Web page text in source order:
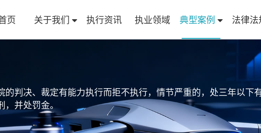
页 关于我们 执行资讯 执业领域 典型案例 法律法
判决、裁定有能力执行而拒不执行，情节严重的，处三年以下
并处罚金。